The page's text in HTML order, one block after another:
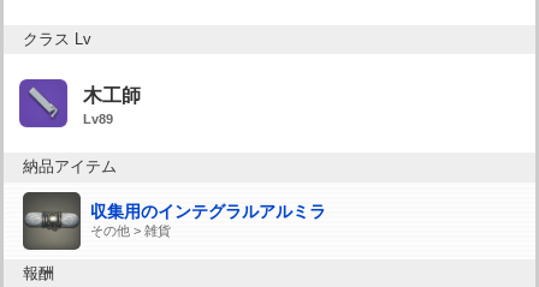
クラス Lv
木工師
Lv89
納品アイテム
収集用のインテグラルアルミラ
その他 > 雑貨
報酬